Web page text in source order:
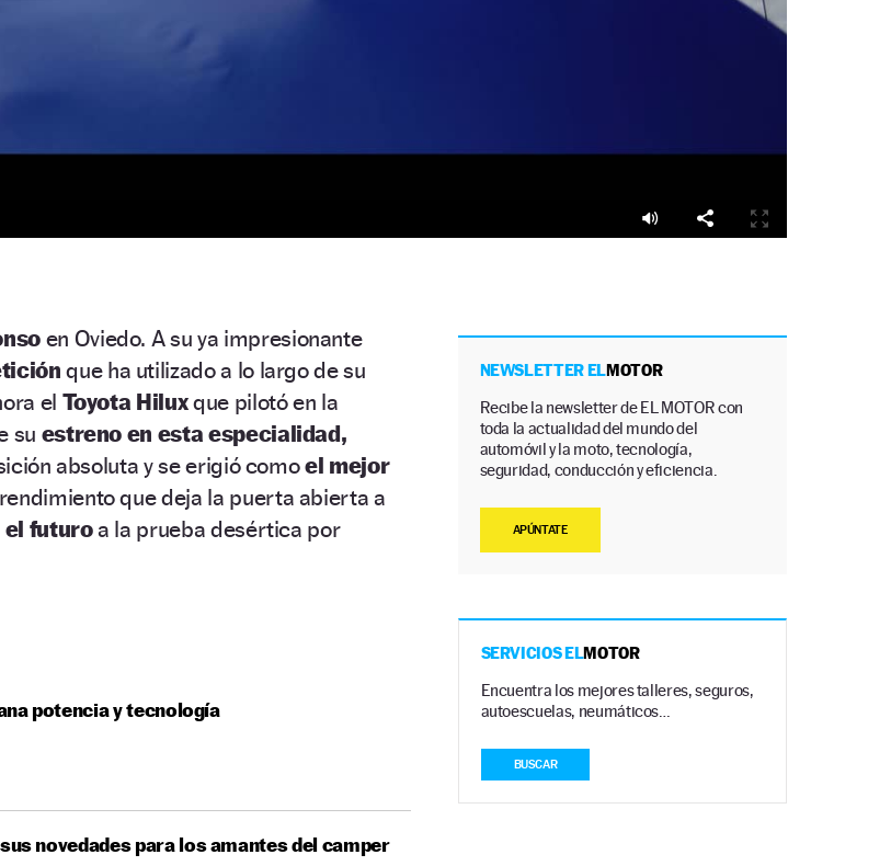
en Oviedo. A su ya impresionante
que ha utilizado a lo largo de su
el Toyota Hiluxque pilotó en la
su estreno en esta especialidad,
absoluta y se erigió comoel mejor
que deja la puerta abierta a
el futuroa la prueba desértica por
potencia y tecnología
novedades para los amantes del camper
NEWSLETTER ELMOTOR
Recibe la newsletter de EL MOTOR con
toda la actualidad del mundo del
automóvil y la moto, tecnología,
seguridad, conducción y eficiencia.
APÚNTATE
SERVICIOS ELMOTOR
Encuentra los mejores talleres, seguros,
autoescuelas, neumáticos…
BUSCAR